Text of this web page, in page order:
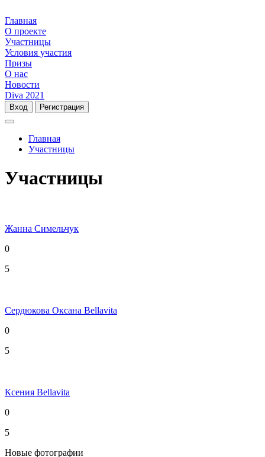
Главная
О проекте
Участницы
Условия участия
Призы
О нас
Новости
Diva 2021
Вход Регистрация
Главная
Участницы
Участницы
Жанна Симельчук
0
5
Сердюкова Оксана Bellavita
0
5
Ксения Bellavita
0
5
Новые фотографии